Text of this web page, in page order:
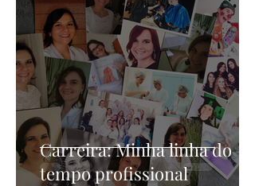
Carreira: Minha linha do
tempo profissional